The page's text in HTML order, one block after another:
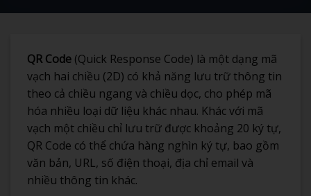
QR Code (Quick Response Code) là một dạng mã
vạch hai chiều (2D) có khả năng lưu trữ thông tin
theo cả chiều ngang và chiều dọc, cho phép mã
hóa nhiều loại dữ liệu khác nhau. Khác với mã
vạch một chiều chỉ lưu trữ được khoảng 20 ký tự,
QR Code có thể chứa hàng nghìn ký tự, bao gồm
văn bản, URL, số điện thoại, địa chỉ email và
nhiều thông tin khác.